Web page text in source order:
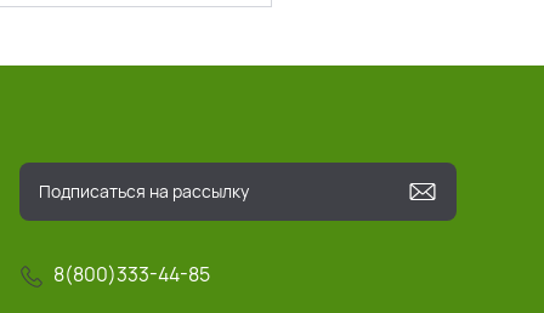
8(800)333-44-85